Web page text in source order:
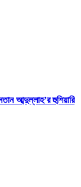
আব্দুল্লাহ’র হুশিয়ারি